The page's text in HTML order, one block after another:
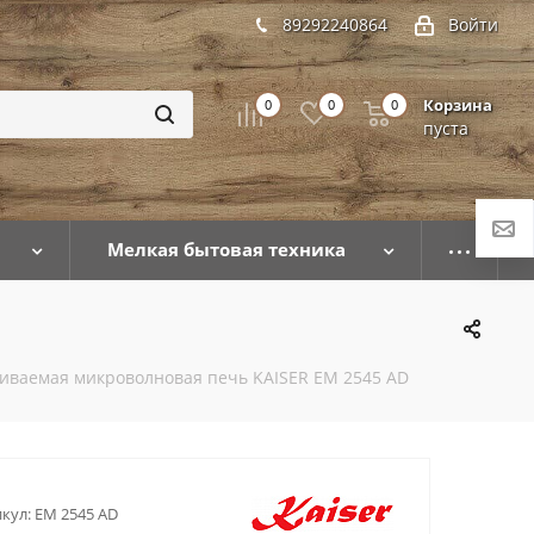
Войти
89292240864
0 0 Корзина
пуста
0
Мелкая бытовая техника
микроволновая печь KAISER EM 2545 AD
EM 2545 AD